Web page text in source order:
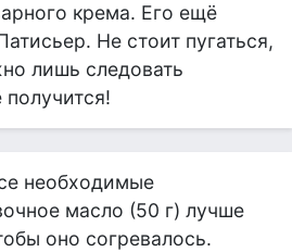
крема. Его ещё
Не стоит пугаться,
лишь следовать
необходимые
масло (50 г) лучше
оно согревалось.